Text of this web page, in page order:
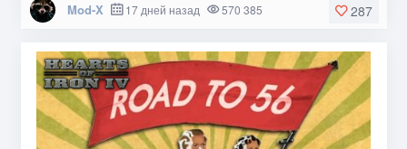
287
Mod-X 17 дней назад 570 385